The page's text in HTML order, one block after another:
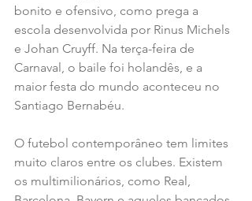
bonito e ofensivo, como prega a
escola desenvolvida por Rinus Michels
e Johan Cruyff. Na terça-feira de
Carnaval, o baile foi holandês, e a
maior festa do mundo aconteceu no
Santiago Bernabéu.
O futebol contemporâneo tem limites
muito claros entre os clubes. Existem
os multimilionários, como Real,